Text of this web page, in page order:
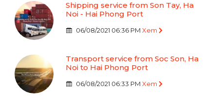
Shipping service from Son Tay, Ha
Noi - Hai Phong Port
06/08/2021 06:36 PM Xem
Transport service from Soc Son, Ha
Noi to Hai Phong Port
06/08/2021 06:33 PM Xem